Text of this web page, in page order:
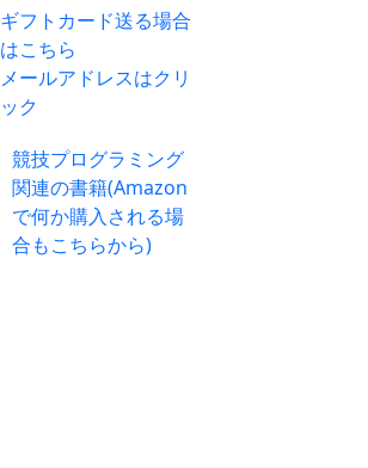
ギフトカード送る場合
はこちら
メールアドレスはクリ
ック
競技プログラミング
関連の書籍(Amazon
で何か購入される場
合もこちらから)